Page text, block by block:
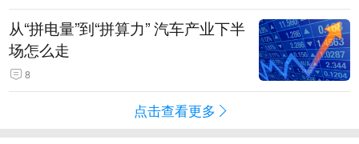
从“拼电量”到“拼算力” 汽车产业下半
场怎么走
8
点击查看更多